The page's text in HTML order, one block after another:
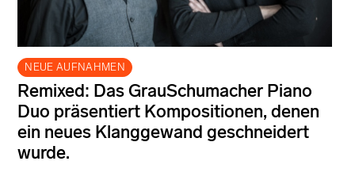
NEUE AUFNAHMEN
Remixed: Das GrauSchumacher Piano
Duo präsentiert Kompositionen, denen
ein neues Klanggewand geschneidert
wurde.